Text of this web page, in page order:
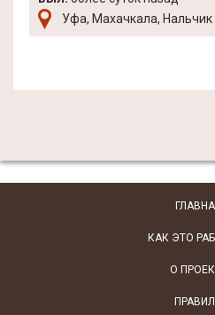
Уфа, Махачкала, Нальчик
КАК ЭТО
О